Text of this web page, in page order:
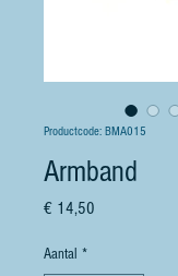
Productcode: BMA015
Armband
€ 14,50
Aantal *